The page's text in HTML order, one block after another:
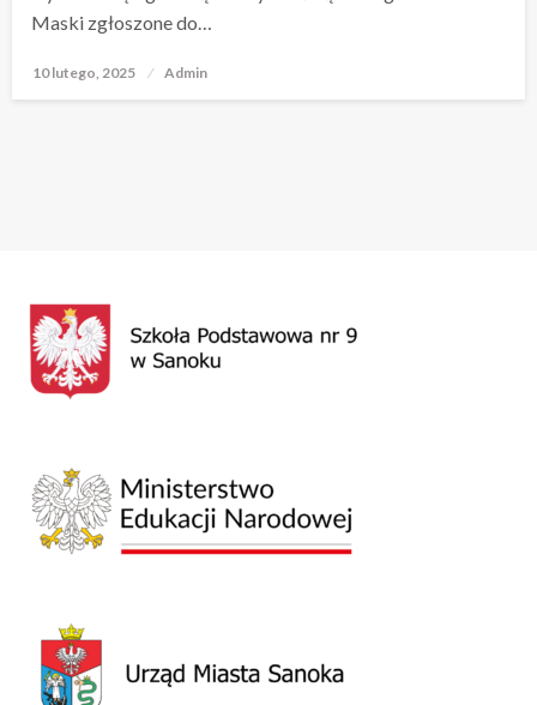
Maski zgłoszone do…
Opublikowane
10 lutego, 2025 Admin